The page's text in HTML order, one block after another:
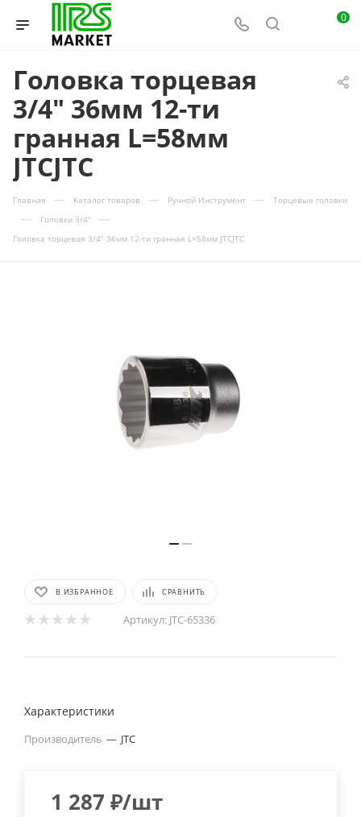
0
Головка торцевая
3/4" 36мм 12-ти
гранная L=58мм
JTCJTC
Главная — Каталог товаров — Ручной Инструмент — Торцевые головки
— Головки 3/4" —
Головка торцевая 3/4" 36мм 12-ти гранная L=58мм JTCJTC
В ИЗБРАННОЕ СРАВНИТЬ
Артикул: JTC-65336
Характеристики
Производитель — JTC
1 287 ₽/шт